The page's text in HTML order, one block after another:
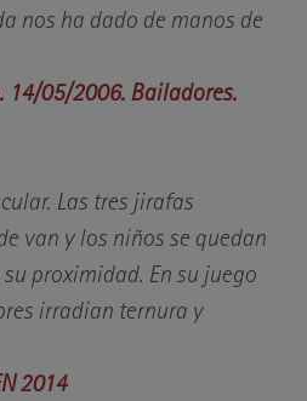
nos ha dado de manos de
14/05/2006. Bailadores.
Las tres jirafas
van y los niños se quedan
proximidad. En su juego
irradian ternura y
2014